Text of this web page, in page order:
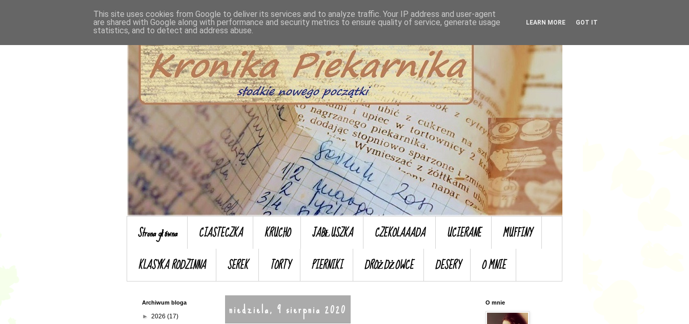
Strona główna CIASTECZKA KRUCHO JABŁUSZKA CZEKOLAAADA UCIERANE
MUFFINY
KLASYKA RODZINNA
SEREK TORTY PIERNIKI DROŻDŻOWCE DESERY O MNIE
niedziela, 9 sierpnia 2020
Archiwum bloga
► 2026 (17)
O mnie
This site uses cookies from Google to deliver its services and to analyze traffic. Your IP address and user-agent
are shared with Google along with performance and security metrics to ensure quality of service, generate usage
statistics, and to detect and address abuse.
LEARN MORE GOT IT